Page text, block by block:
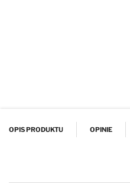
OPIS PRODUKTU OPINIE